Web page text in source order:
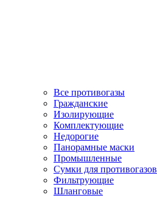
Все противогазы
Гражданские
Изолирующие
Комплектующие
Недорогие
Панорамные маски
Промышленные
Сумки для противогазов
Фильтрующие
Шланговые